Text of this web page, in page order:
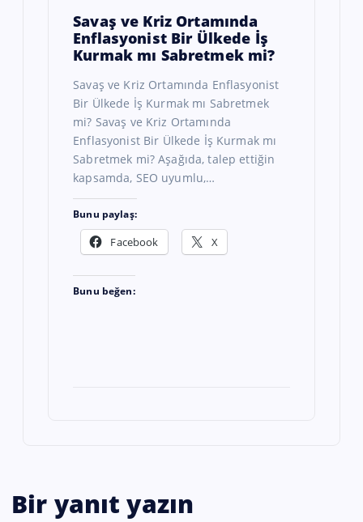
Savaş ve Kriz Ortamında
Enflasyonist Bir Ülkede İş
Kurmak mı Sabretmek mi?
Savaş ve Kriz Ortamında Enflasyonist
Bir Ülkede İş Kurmak mı Sabretmek
mi? Savaş ve Kriz Ortamında
Enflasyonist Bir Ülkede İş Kurmak mı
Sabretmek mi? Aşağıda, talep ettiğin
kapsamda, SEO uyumlu,…
Bunu paylaş:
Facebook X
Bunu beğen:
Bir yanıt yazın